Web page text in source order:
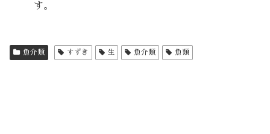
す。
魚介類 すずき 生 魚介類 魚類